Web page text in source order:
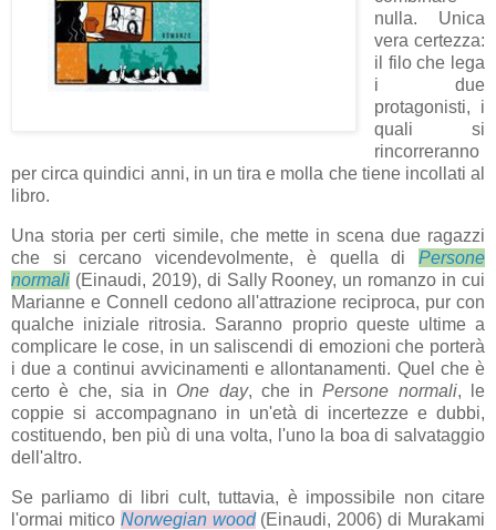
nulla. Unica
vera certezza:
il filo che lega
i due
protagonisti, i
quali si
rincorreranno
per circa quindici anni, in un tira e molla che tiene incollati al
libro.
Una storia per certi simile, che mette in scena due ragazzi
che si cercano vicendevolmente, è quella di Persone
normali (Einaudi, 2019), di Sally Rooney, un romanzo in cui
Marianne e Connell cedono all'attrazione reciproca, pur con
qualche iniziale ritrosia. Saranno proprio queste ultime a
complicare le cose, in un saliscendi di emozioni che porterà
i due a continui avvicinamenti e allontanamenti. Quel che è
certo è che, sia in One day, che inPersone normali, le
coppie si accompagnano in un'età di incertezze e dubbi,
costituendo, ben più di una volta, l'uno la boa di salvataggio
dell'altro.
Se parliamo di libri cult, tuttavia, è impossibile non citare
l'ormai mitico Norwegian wood(Einaudi, 2006) di Murakami